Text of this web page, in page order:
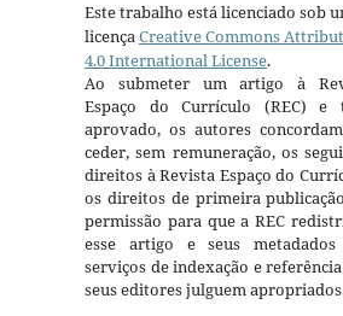
Este trabalho está licenciado sob
licençaCreative Commons
4.0 International License.
Ao submeter um artigo à
Espaço do Currículo (REC) e
aprovado, os autores
ceder, sem remuneração, os
direitos à Revista Espaço do
os direitos de primeira
permissão para que a REC
esse artigo e seus metadados
serviços de indexação e
seus editores julguem